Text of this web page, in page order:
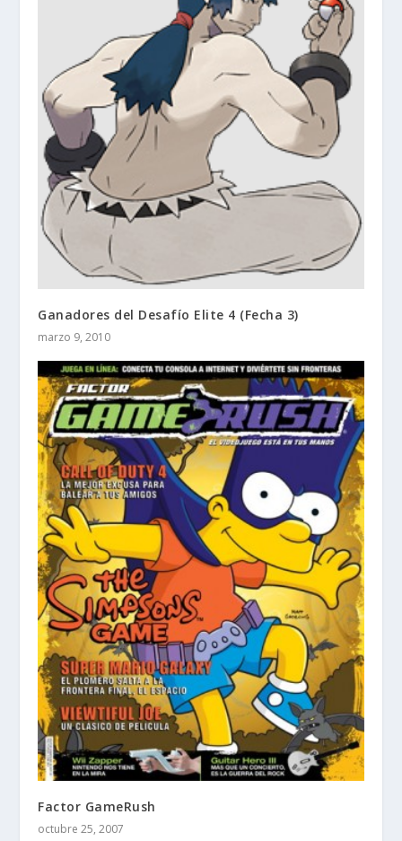
Ganadores del Desafío Elite 4 (Fecha 3)
marzo 9, 2010
Factor GameRush
octubre 25, 2007